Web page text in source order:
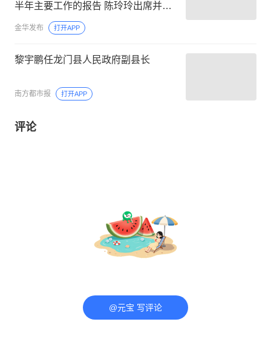
半年主要工作的报告 陈玲玲出席并讲
金华发布 打开APP
黎宇鹏任龙门县人民政府副县长
南方都市报 打开APP
评论
@元宝 写评论